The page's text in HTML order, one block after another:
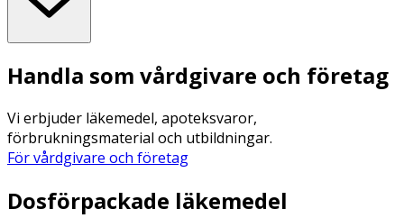
Handla som vårdgivare och företag
Vi erbjuder läkemedel, apoteksvaror,
förbrukningsmaterial och utbildningar.
För vårdgivare och företag
Dosförpackade läkemedel